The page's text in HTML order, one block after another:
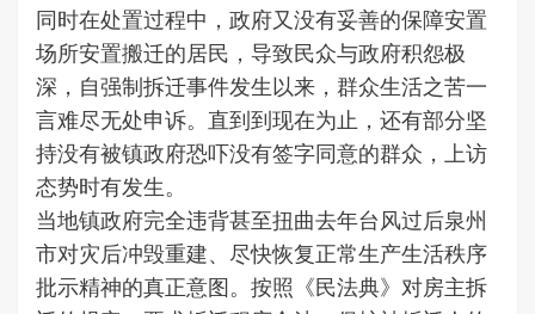
同时在处置过程中，政府又没有妥善的保障安置
场所安置搬迁的居民，导致民众与政府积怨极
深，自强制拆迁事件发生以来，群众生活之苦一
言难尽无处申诉。直到到现在为止，还有部分坚
持没有被镇政府恐吓没有签字同意的群众，上访
态势时有发生。
当地镇政府完全违背甚至扭曲去年台风过后泉州
市对灾后冲毁重建、尽快恢复正常生产生活秩序
批示精神的真正意图。按照《民法典》对房主拆